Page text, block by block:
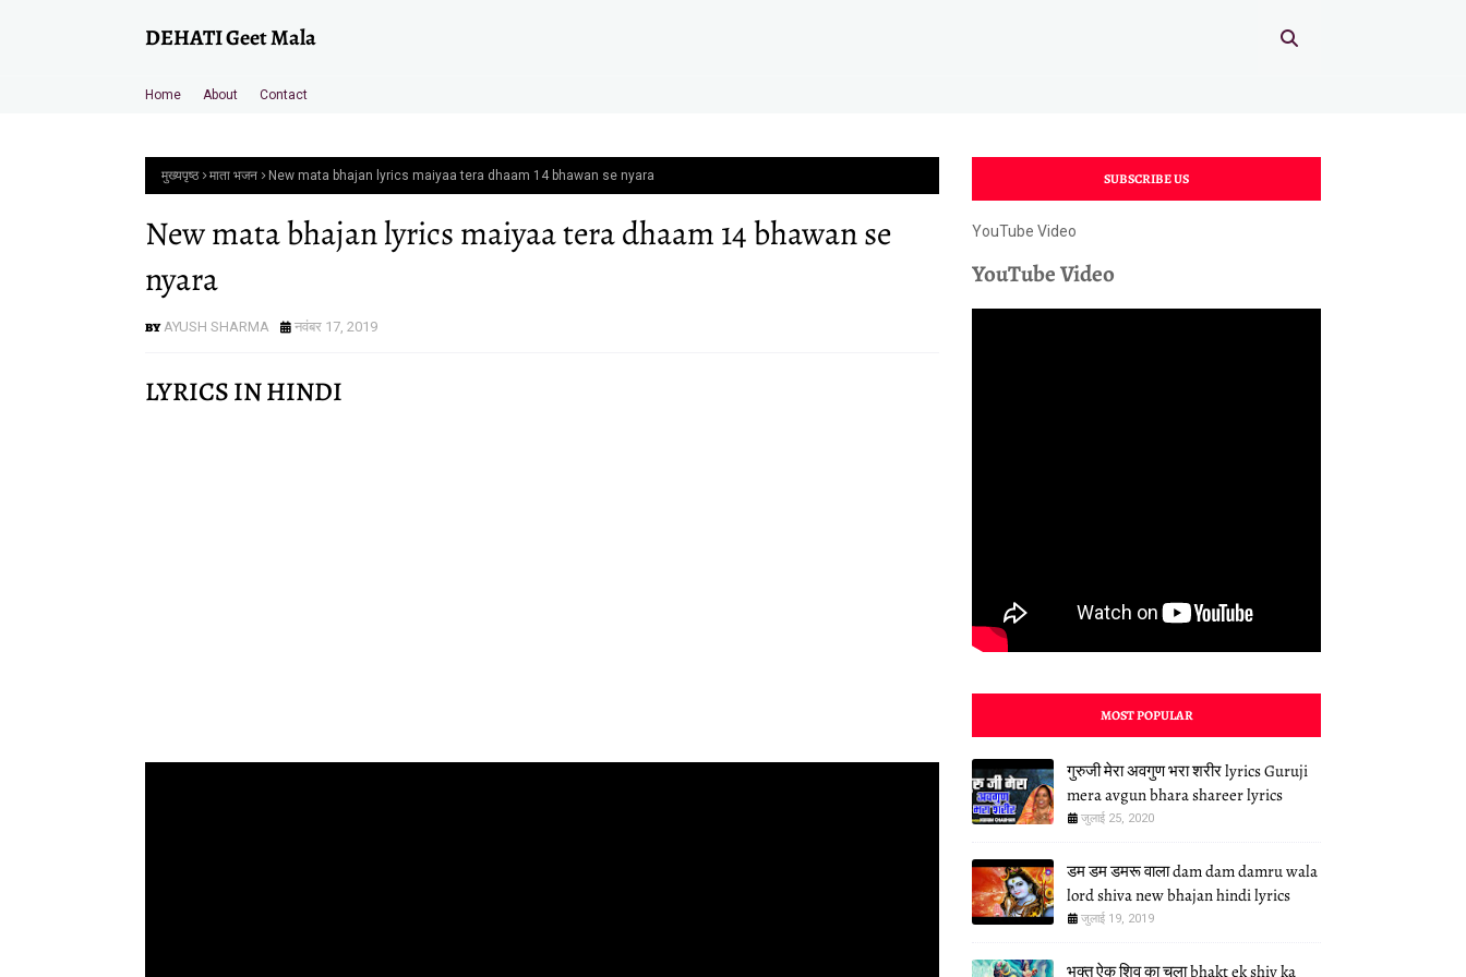
DEHATI Geet Mala
Home About Contact
मुख्यपृष्ठ माता भजन New mata bhajan lyrics maiyaa tera dhaam 14 bhawan se nyara
New mata bhajan lyrics maiyaa tera dhaam 14 bhawan se
nyara
AYUSH SHARMA नवंबर 17, 2019
LYRICS IN HINDI
SUBSCRIBE US
YouTube Video
YouTube Video
MOST POPULAR
गुरुजी मेरा अवगुण भरा शरीर lyrics Guruji
mera avgun bhara shareer lyrics
जुलाई 25, 2020
डम डम डमरू वाला dam dam damru wala
lord shiva new bhajan hindi lyrics
जुलाई 19, 2019
भक्त ऐक शिव का चला bhakt ek shiv ka